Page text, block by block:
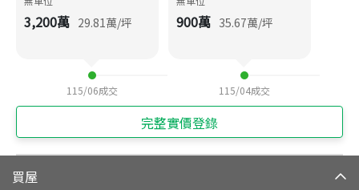
3,200萬 29.81萬/坪
115/06成交
900萬 35.67萬/坪
115/04成交
完整實價登錄
買屋